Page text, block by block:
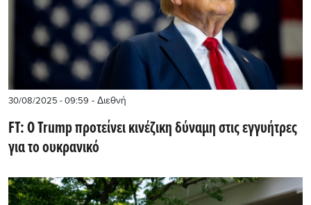
30/08/2025 - 09:59 - Διεθνή
FT: Ο Trump προτείνει κινέζικη δύναμη στις εγγυήτρες
για το ουκρανικό